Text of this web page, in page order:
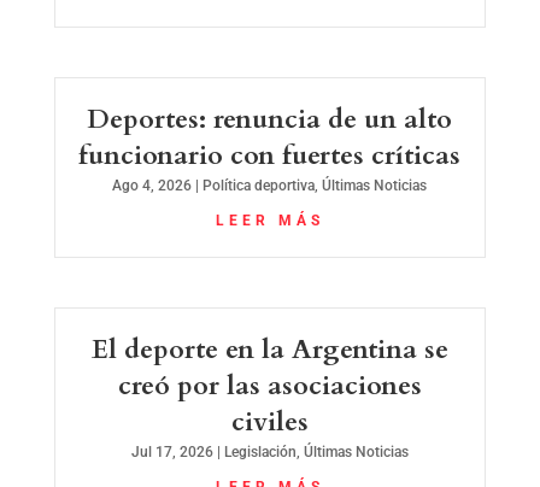
Deportes: renuncia de un alto
funcionario con fuertes críticas
Ago 4, 2026 Política deportiva,Últimas Noticias
LEER MÁS
El deporte en la Argentina se
creó por las asociaciones
civiles
Jul 17, 2026| Legislación, Últimas Noticias